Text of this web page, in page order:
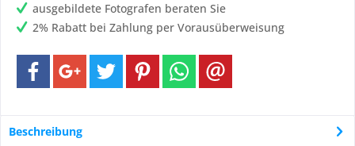
ausgebildete Fotografen beraten Sie
2% Rabatt bei Zahlung per Vorausüberweisung
Beschreibung